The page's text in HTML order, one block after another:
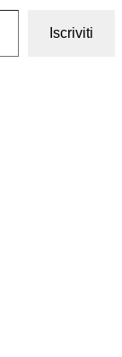
Iscriviti